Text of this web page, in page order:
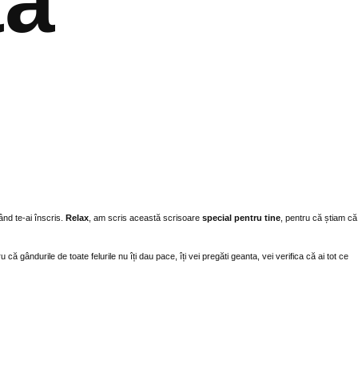
te-ai înscris. Relax , am scris această scrisoare special pentru tine , pentru că știam că
gândurile de toate felurile nu îți dau pace, îți vei pregăti geanta, vei verifica că ai tot ce